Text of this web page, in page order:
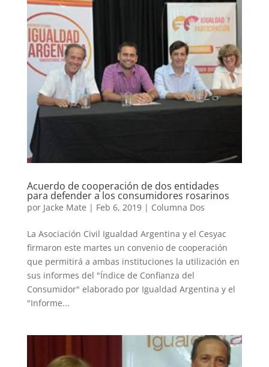
Acuerdo de cooperación de dos entidades
para defender a los consumidores rosarinos
por Jacke Mate | Feb 6, 2019| Columna Dos
La Asociación Civil Igualdad Argentina y el Cesyac
firmaron este martes un convenio de cooperación
que permitirá a ambas instituciones la utilización en
sus informes del "Índice de Confianza del
Consumidor" elaborado por Igualdad Argentina y el
"Informe...